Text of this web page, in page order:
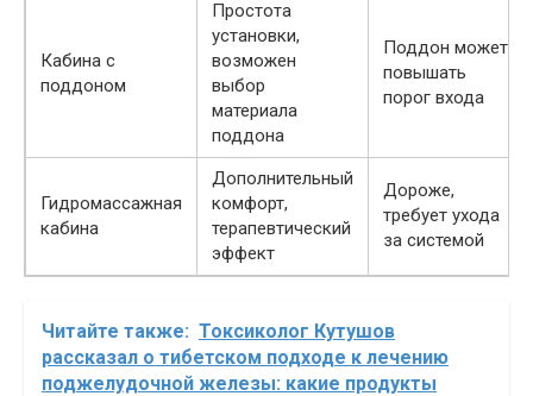
Кабина с
поддоном
Простота
установки,
возможен
выбор
материала
поддона
Поддон может
повышать
порог входа
Гидромассажная
кабина
Дополнительный
комфорт,
терапевтический
эффект
Дороже,
требует ухода
за системой
Читайте также: Токсиколог Кутушов
рассказал о тибетском подходе к лечению
поджелудочной железы: какие продукты